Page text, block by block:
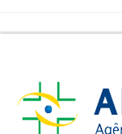
CENTRAL